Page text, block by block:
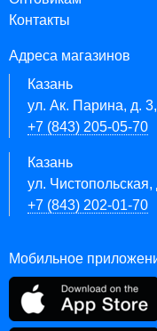
Контакты
Адреса магазинов
Казань
ул. Ак. Парина, д.
+7 (843) 205-05-70
Казань
ул.
+7 (843) 202-01-70
Мобильное